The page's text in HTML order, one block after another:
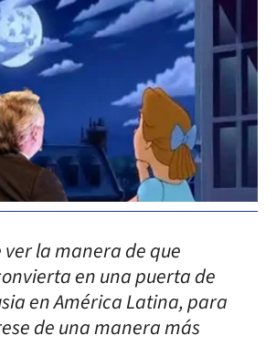
ver la manera de que
en una puerta de
en América Latina, para
de una manera más